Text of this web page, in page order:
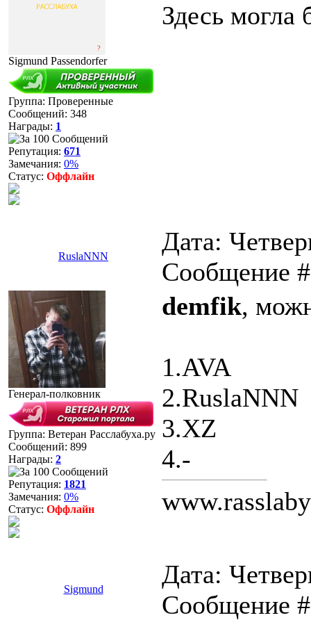
Sigmund Passendorfer
Группа: Проверенные
Сообщений: 348
Награды: 1
Репутация: 671
Замечания: 0%
Статус: Оффлайн
Здесь
RuslaNNN
Дата:
Сообщение
Генерал-полковник
Группа: Ветеран Расслабуха.ру
Сообщений: 899
Награды: 2
Репутация: 1821
Замечания: 0%
Статус: Оффлайн
demfik,
1.AVA
2.RuslaNNN
3.XZ
4.-
Sigmund
Дата:
Сообщение